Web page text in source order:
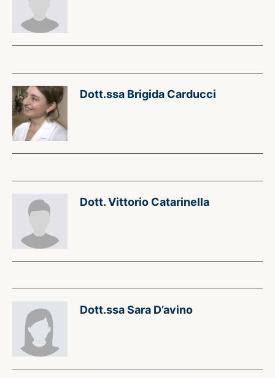
Dott.ssa Brigida Carducci
Dott. Vittorio Catarinella
Dott.ssa Sara D’avino